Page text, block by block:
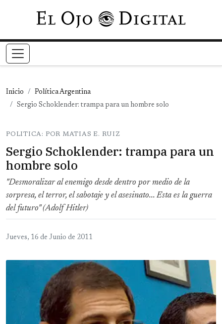
Pasar al contenido principal
Inicio
Política Argentina
Sergio Schoklender: trampa para un hombre solo
POLITICA: POR MATIAS E. RUIZ
Sergio Schoklender: trampa para un
hombre solo
"Desmoralizar al enemigo desde dentro por medio de la
sorpresa, el terror, el sabotaje y el asesinato... Esta es la guerra
del futuro" (Adolf Hitler)
Jueves, 16 de Junio de 2011